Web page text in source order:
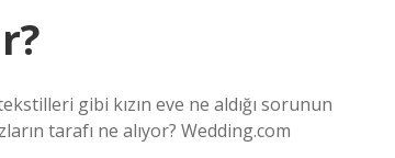
gibi kızın eve ne aldığı sorunun
tarafı ne alıyor? Wedding.com